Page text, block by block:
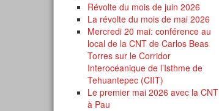
Révolte du mois de juin 2026
La révolte du mois de mai 2026
Mercredi 20 mai: conférence au
local de la CNT de Carlos Beas
Torres sur le Corridor
Interocéanique de l’Isthme de
Tehuantepec (CIIT)
Le premier mai 2026 avec la CNT
à Pau